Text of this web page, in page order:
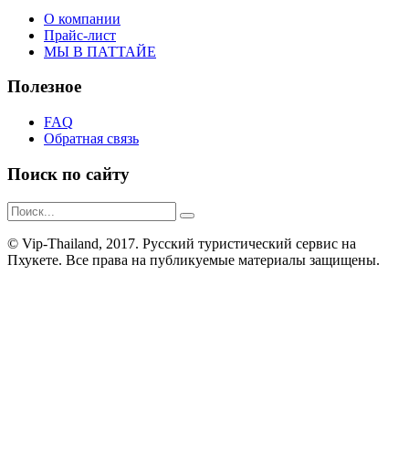
О компании
Прайс-лист
МЫ В ПАТТАЙЕ
Полезное
FAQ
Обратная связь
Поиск по сайту
© Vip-Thailand, 2017. Русский туристический сервис на
Пхукете. Все права на публикуемые материалы защищены.